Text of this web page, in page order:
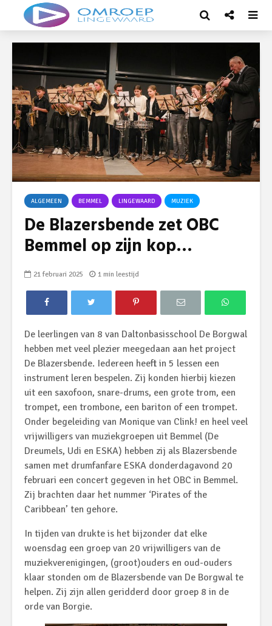
ALGEMEEN BEMMEL LINGEWAARD MUZIEK
De Blazersbende zet OBC
Bemmel op zijn kop…
21 februari 2025 1 min leestijd
De leerlingen van 8 van Daltonbasisschool De Borgwal
hebben met veel plezier meegedaan aan het project
De Blazersbende. Iedereen heeft in 5 lessen een
instrument leren bespelen. Zij konden hierbij kiezen
uit een saxofoon, snare-drums, een grote trom, een
trompet, een trombone, een bariton of een trompet.
Onder begeleiding van Monique van Clink! en heel veel
vrijwilligers van muziekgroepen uit Bemmel (De
Dreumels, Udi en ESKA) hebben zij als Blazersbende
samen met drumfanfare ESKA donderdagavond 20
februari een concert gegeven in het OBC in Bemmel.
Zij brachten daar het nummer ‘Pirates of the
Caribbean’ ten gehore.
In tijden van drukte is het bijzonder dat elke
woensdag een groep van 20 vrijwilligers van de
muziekverenigingen, (groot)ouders en oud-ouders
klaar stonden om de Blazersbende van De Borgwal te
helpen. Zij zijn allen geridderd door groep 8 in de
orde van Borgie.